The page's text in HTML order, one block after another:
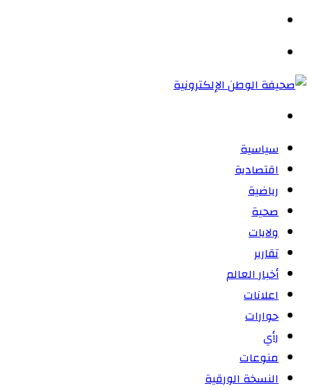
سياسية
اقتصادية
رياضية
صحية
ولايات
تقارير
أخبار العالم
اعلانات
حوارات
رأي
منوعات
النسخة الورقية